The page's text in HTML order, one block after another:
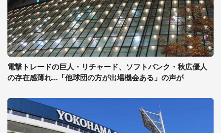
電撃トレードの巨人・リチャード、ソフトバンク・秋広優人
の存在感薄れ...「他球団の方が出場機会ある」の声が